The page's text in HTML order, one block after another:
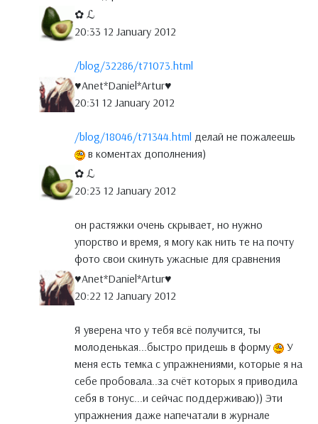
✿ ℒ
20:33 12 January 2012
/blog/32286/t71073.html
♥Anet*Daniel*Artur♥
20:31 12 January 2012
/blog/18046/t71344.html делай не пожалеешь
в коментах дополнения)
✿ ℒ
20:23 12 January 2012
он растяжки очень скрывает, но нужно
упорство и время, я могу как нить те на почту
фото свои скинуть ужасные для сравнения
♥Anet*Daniel*Artur♥
20:22 12 January 2012
Я уверена что у тебя всё получится, ты
молоденькая...быстро придешь в форму
У
меня есть темка с упражнениями, которые я на
себе пробовала..за счёт которых я приводила
себя в тонус...и сейчас поддерживаю)) Эти
упражнения даже напечатали в журнале